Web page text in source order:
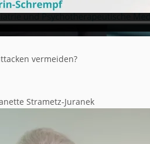
vermeiden?
Strametz-Juranek